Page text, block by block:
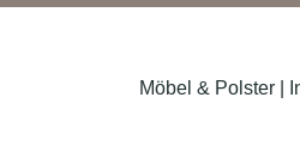
Möbel & Polster |